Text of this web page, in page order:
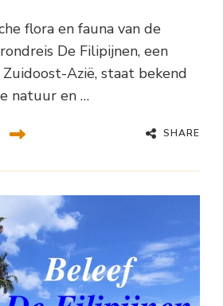
flora en fauna van de
De Filipijnen, een
Azië, staat bekend
natuur en …
SHARE